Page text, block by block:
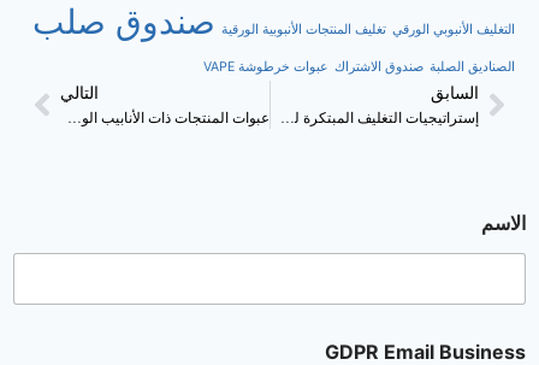
التغليف الأنبوبي الورقي تغليف المنتجات الأنبوبية الورقية صندوق صلب
الصناديق الصلبة صندوق الاشتراك عبوات خرطوشة VAPE
السابق
إستراتيجيات التغليف المبتكرة لصناديق الكب كيك
التالي
عبوات المنتجات ذات الأنابيب الورقية لمستحضرات التجميل: خيار أكثر صداقة للبيئة
الاسم
GDPR Email Business